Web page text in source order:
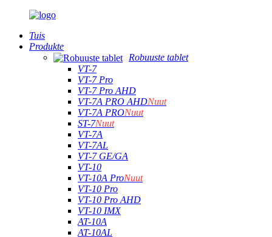
Tuis
Produkte
Robuuste tablet
VT-7
VT-7 Pro
VT-7 Pro AHD
VT-7A PRO AHDNuut
VT-7A PRONuut
ST-7Nuut
VT-7A
VT-7AL
VT-7 GE/GA
VT-10
VT-10A ProNuut
VT-10 Pro
VT-10 Pro AHD
VT-10 IMX
AT-10A
AT-10AL